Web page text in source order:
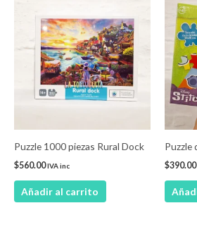
Puzzle 1000 piezas Rural Dock
$560.00IVA inc
Añadir al carrito
Puzzle
$390.00